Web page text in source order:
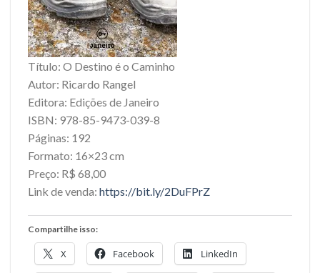
Título: O Destino é o Caminho
Autor: Ricardo Rangel
Editora: Edições de Janeiro
ISBN: 978-85-9473-039-8
Páginas: 192
Formato: 16×23 cm
Preço: R$ 68,00
Link de venda: https://bit.ly/2DuFPrZ
Compartilhe isso:
X Facebook LinkedIn